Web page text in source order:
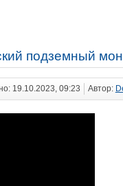
подземный
19.10.2023, 09:23 Автор: